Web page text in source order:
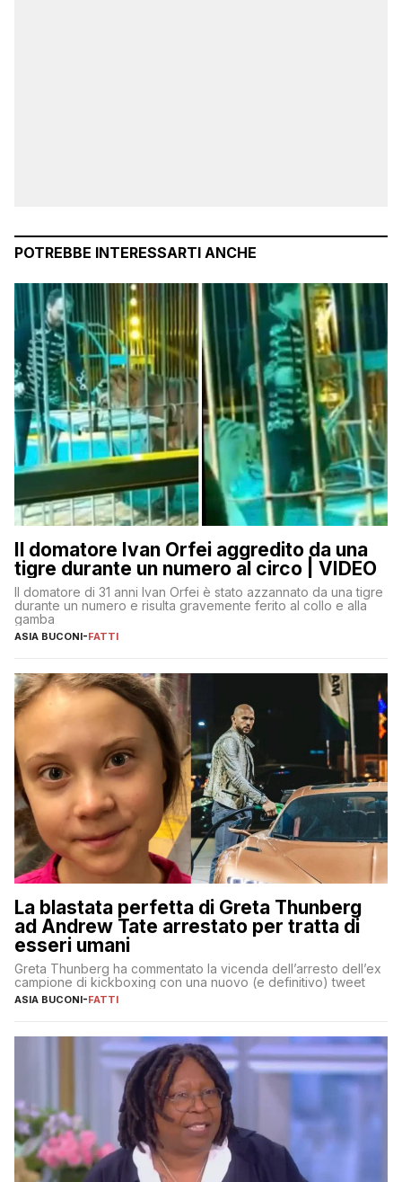
POTREBBE INTERESSARTI ANCHE
Il domatore Ivan Orfei aggredito da una
tigre durante un numero al circo | VIDEO
Il domatore di 31 anni Ivan Orfei è stato azzannato da una tigre
durante un numero e risulta gravemente ferito al collo e alla
gamba
ASIA BUCONI-FATTI
La blastata perfetta di Greta Thunberg
ad Andrew Tate arrestato per tratta di
esseri umani
Greta Thunberg ha commentato la vicenda dell’arresto dell’ex
campione di kickboxing con una nuovo (e definitivo) tweet
ASIA BUCONI-FATTI